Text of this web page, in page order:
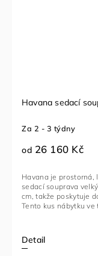
20 510
Sedací
nábytkové